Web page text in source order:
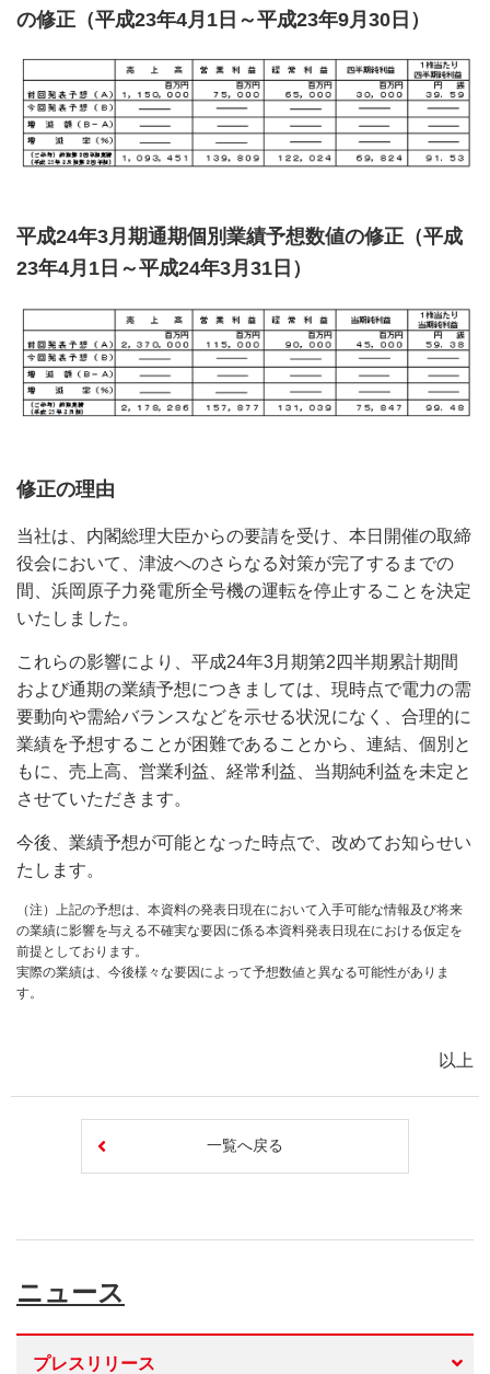
の修正（平成23年4月1日～平成23年9月30日）
平成24年3月期通期個別業績予想数値の修正（平成
23年4月1日～平成24年3月31日）
修正の理由
当社は、内閣総理大臣からの要請を受け、本日開催の取締
役会において、津波へのさらなる対策が完了するまでの
間、浜岡原子力発電所全号機の運転を停止することを決定
いたしました。
これらの影響により、平成24年3月期第2四半期累計期間
および通期の業績予想につきましては、現時点で電力の需
要動向や需給バランスなどを示せる状況になく、合理的に
業績を予想することが困難であることから、連結、個別と
もに、売上高、営業利益、経常利益、当期純利益を未定と
させていただきます。
今後、業績予想が可能となった時点で、改めてお知らせい
たします。
（注）上記の予想は、本資料の発表日現在において入手可能な情報及び将来
の業績に影響を与える不確実な要因に係る本資料発表日現在における仮定を
前提としております。
実際の業績は、今後様々な要因によって予想数値と異なる可能性がありま
す。
以上
一覧へ戻る
ニュース
プレスリリース